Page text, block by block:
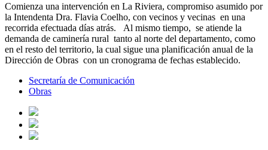
Comienza una intervención en La Riviera, compromiso asumido por
la Intendenta Dra. Flavia Coelho, con vecinos y vecinas en una
recorrida efectuada días atrás. Al mismo tiempo, se atiende la
demanda de caminería rural tanto al norte del departamento, como
en el resto del territorio, la cual sigue una planificación anual de la
Dirección de Obras con un cronograma de fechas establecido.
Secretaría de Comunicación
Obras